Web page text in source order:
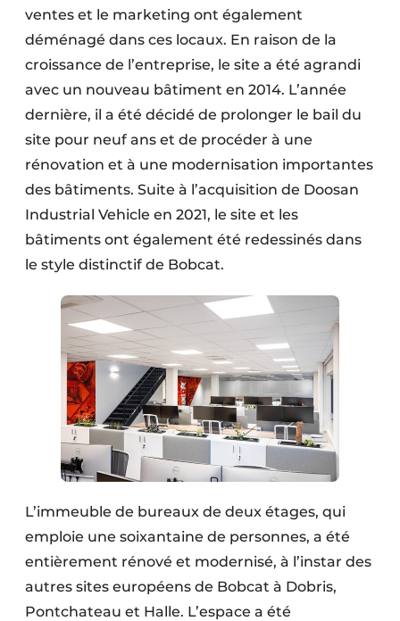
ventes et le marketing ont également
déménagé dans ces locaux. En raison de la
croissance de l’entreprise, le site a été agrandi
avec un nouveau bâtiment en 2014. L’année
dernière, il a été décidé de prolonger le bail du
site pour neuf ans et de procéder à une
rénovation et à une modernisation importantes
des bâtiments. Suite à l’acquisition de Doosan
Industrial Vehicle en 2021, le site et les
bâtiments ont également été redessinés dans
le style distinctif de Bobcat.
L’immeuble de bureaux de deux étages, qui
emploie une soixantaine de personnes, a été
entièrement rénové et modernisé, à l’instar des
autres sites européens de Bobcat à Dobris,
Pontchateau et Halle. L’espace a été